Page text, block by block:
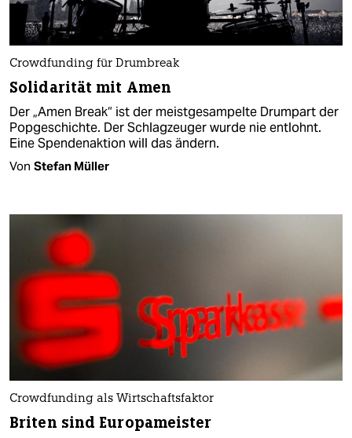
Crowdfunding für Drumbreak
Solidarität mit Amen
Der „Amen Break“ ist der meistgesampelte Drumpart der
Popgeschichte. Der Schlagzeuger wurde nie entlohnt.
Eine Spendenaktion will das ändern.
Von Stefan Müller
Crowdfunding als Wirtschaftsfaktor
Briten sind Europameister